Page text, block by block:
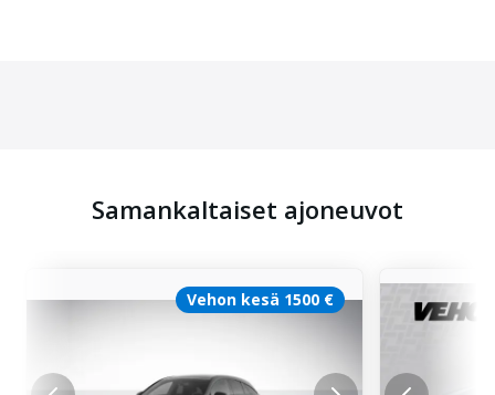
Samankaltaiset ajoneuvot
Vehon kesä 1500 €